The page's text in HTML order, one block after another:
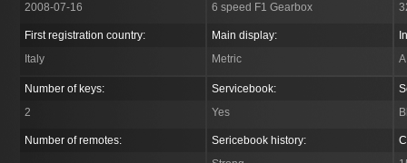
2008-07-16
First registration country:
Italy
6 speed F1 Gearbox
Main display:
Metric
Number of keys:
2
Number of remotes:
Servicebook:
Yes
Sericebook history: